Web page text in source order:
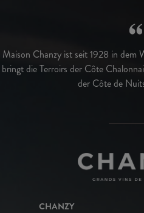
Maison Chanzy ist seit 1928 in dem
bringt die Terroirs der Côte
der Côte de
CHANZY